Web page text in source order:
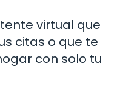
virtual que
citas o que te
con solo tu